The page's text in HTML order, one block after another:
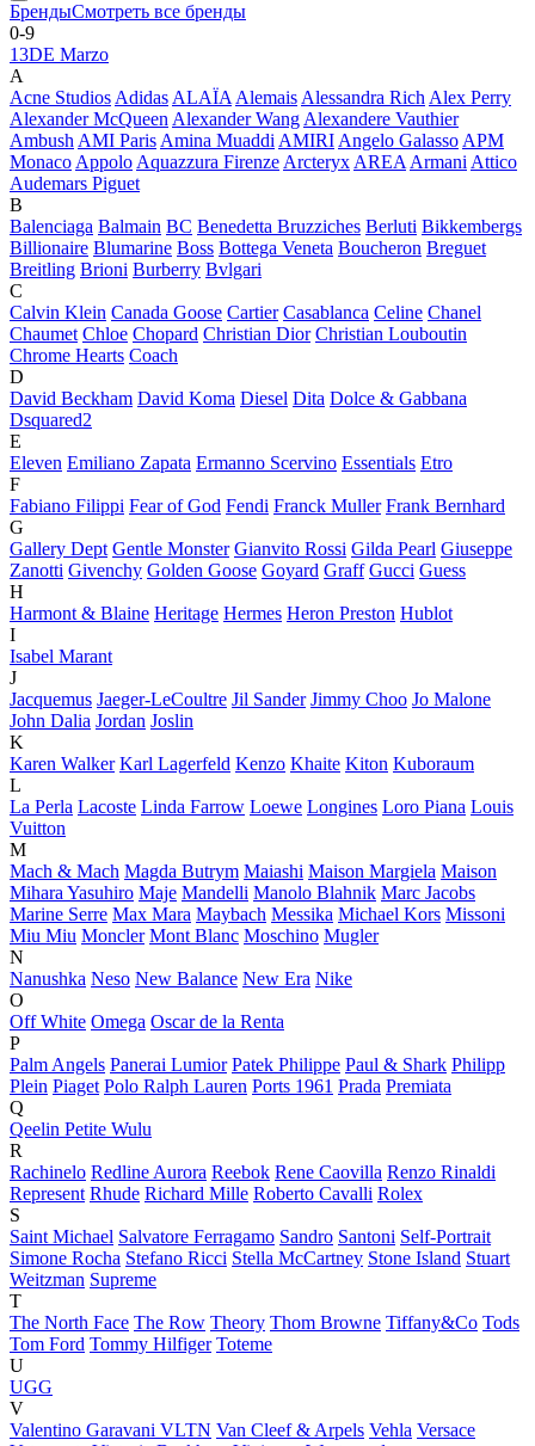
БрендыСмотреть все бренды
0-9
13DE Marzo
A
Acne StudiosAdidasALAÏAAlemaisAlessandra RichAlex Perry
Alexander McQueenAlexander WangAlexandere Vauthier
AmbushAMI ParisAmina MuaddiAMIRIAngelo GalassoAPM
MonacoAppoloAquazzura FirenzeArcteryxAREAArmaniAttico
Audemars Piguet
B
Balenciaga Balmain BC Benedetta Bruzziches Berluti Bikkembergs
Billionaire Blumarine Boss Bottega Veneta Boucheron Breguet
Breitling Brioni Burberry Bvlgari
C
Calvin Klein Canada Goose Cartier Casablanca Celine Chanel
Chaumet Chloe Chopard Christian Dior Christian Louboutin
Chrome Hearts Coach
D
David Beckham David Koma Diesel Dita Dolce & Gabbana
Dsquared2
E
Eleven Emiliano Zapata Ermanno Scervino Essentials Etro
F
Fabiano Filippi Fear of God Fendi Franck Muller Frank Bernhard
G
Gallery Dept Gentle Monster Gianvito Rossi Gilda Pearl Giuseppe
Zanotti Givenchy Golden Goose Goyard Graff Gucci Guess
H
Harmont & Blaine Heritage Hermes Heron Preston Hublot
I
Isabel Marant
J
Jacquemus Jaeger-LeCoultre Jil Sander Jimmy Choo Jo Malone
John Dalia Jordan Joslin
K
Karen Walker Karl Lagerfeld Kenzo Khaite Kiton Kuboraum
L
La Perla Lacoste Linda Farrow Loewe Longines Loro Piana Louis
Vuitton
M
Mach & Mach Magda Butrym Maiashi Maison Margiela Maison
Mihara Yasuhiro Maje Mandelli Manolo Blahnik Marc Jacobs
Marine Serre Max Mara Maybach Messika Michael Kors Missoni
Miu Miu Moncler Mont Blanc Moschino Mugler
N
Nanushka Neso New Balance New Era Nike
O
Off White Omega Oscar de la Renta
P
Palm Angels Panerai Lumior Patek Philippe Paul & Shark Philipp
Plein Piaget Polo Ralph Lauren Ports 1961 Prada Premiata
Q
Qeelin Petite Wulu
R
Rachinelo Redline Aurora Reebok Rene Caovilla Renzo Rinaldi
Represent Rhude Richard Mille Roberto Cavalli Rolex
S
Saint Michael Salvatore Ferragamo Sandro Santoni Self-Portrait
Simone Rocha Stefano Ricci Stella McCartney Stone Island Stuart
Weitzman Supreme
T
The North Face The Row Theory Thom Browne Tiffany&Co Tods
Tom Ford Tommy Hilfiger Toteme
U
UGG
V
Valentino Garavani VLTN Van Cleef & Arpels Vehla Versace